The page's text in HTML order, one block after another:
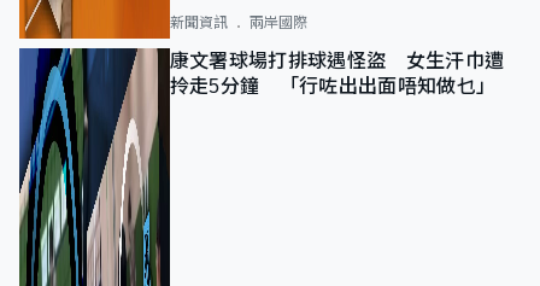
新聞資訊 兩岸國際
康文署球場打排球遇怪盜 女生汗巾遭
拎走5分鐘 「行咗出出面唔知做乜」